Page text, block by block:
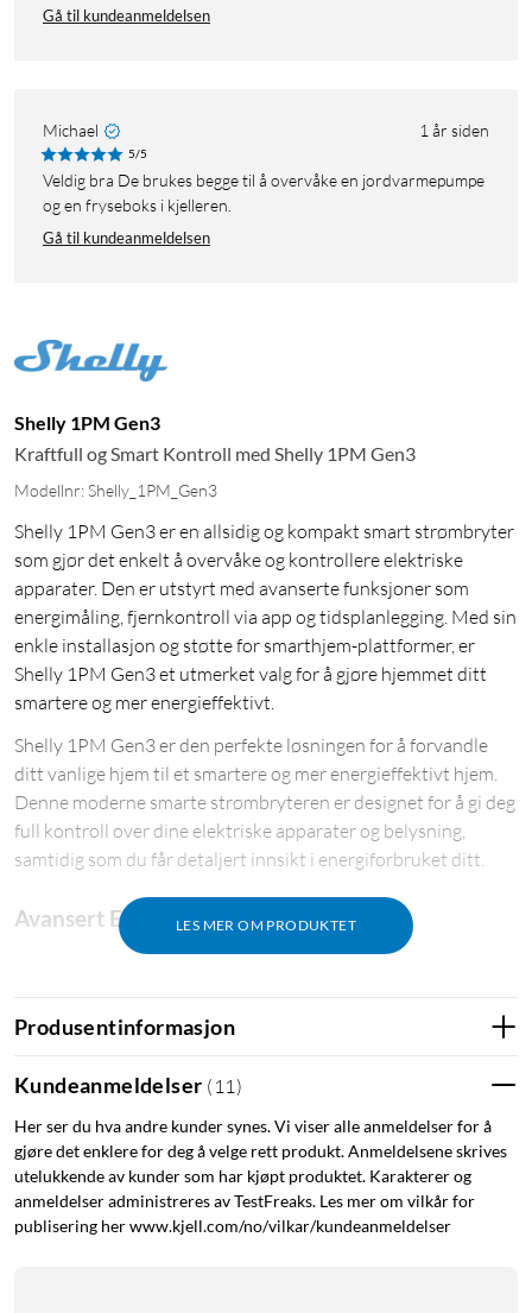
Gå til kundeanmeldelsen
Michael 1 år siden
5/5
Veldig bra De brukes begge til å overvåke en jordvarmepumpe
og en fryseboks i kjelleren.
Gå til kundeanmeldelsen
Shelly 1PM Gen3
Kraftfull og Smart Kontroll med Shelly 1PM Gen3
Modellnr: Shelly_1PM_Gen3
Shelly 1PM Gen3 er en allsidig og kompakt smart strømbryter
som gjør det enkelt å overvåke og kontrollere elektriske
apparater. Den er utstyrt med avanserte funksjoner som
energimåling, fjernkontroll via app og tidsplanlegging. Med sin
enkle installasjon og støtte for smarthjem-plattformer, er
Shelly 1PM Gen3 et utmerket valg for å gjøre hjemmet ditt
smartere og mer energieffektivt.
LES MER OM PRODUKTET
Shelly 1PM Gen3 er den perfekte løsningen for å forvandle
ditt vanlige hjem til et smartere og mer energieffektivt hjem.
Denne moderne smarte strømbryteren er designet for å gi deg
full kontroll over dine elektriske apparater og belysning,
samtidig som du får detaljert innsikt i energiforbruket ditt.
Avansert Energimåling og Kontroll
en omfattende oversikt over energibruken din. Denne
funksjonen gjør det mulig å overvåke sanntidsforbruk og få
detaljerte rapporter om hvor mye energi hver enhet bruker.
Dette kan hjelpe deg med å identifisere energislukere og
optimalisere strømforbruket ditt, noe som i sin tur kan føre til
lavere strømregninger og en mer bærekraftig livsstil.
Enkel Integrasjon med Smarthjem-Plattformer
Produsentinformasjon
Kundeanmeldelser ( 11 )
Her ser du hva andre kunder synes. Vi viser alle anmeldelser for å
gjøre det enklere for deg å velge rett produkt. Anmeldelsene skrives
utelukkende av kunder som har kjøpt produktet. Karakterer og
anmeldelser administreres av TestFreaks. Les mer om vilkår for
publisering her www.kjell.com/no/vilkar/kundeanmeldelser